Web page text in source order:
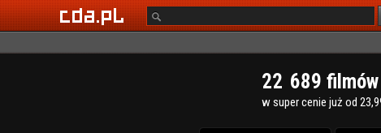
22 689
w super cenie już od